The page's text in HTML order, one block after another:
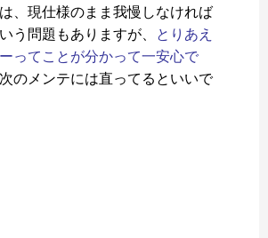
、現仕様のまま我慢しなければ
う問題もありますが、
とりあえ
ってことが分かって一安心で
のメンテには直ってるといいで